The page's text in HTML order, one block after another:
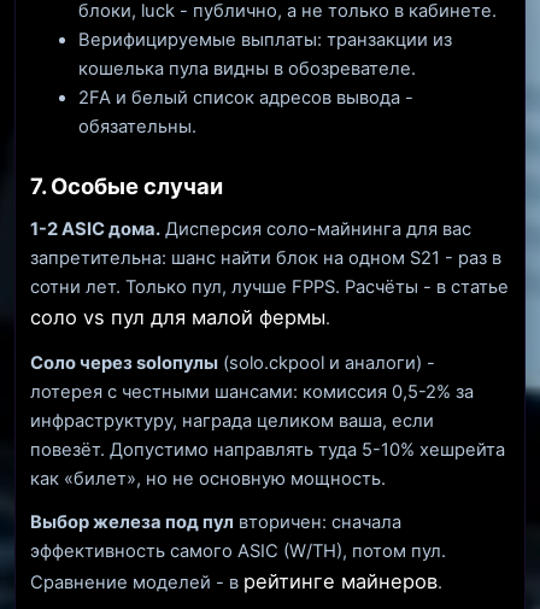
блоки, luck - публично, а не только в кабинете.
Верифицируемые выплаты: транзакции из
кошелька пула видны в обозревателе.
2FA и белый список адресов вывода -
обязательны.
7. Особые случаи
1-2 ASIC дома. Дисперсия соло-майнинга для вас
запретительна: шанс найти блок на одном S21 - раз в
сотни лет. Только пул, лучше FPPS. Расчёты - в статье
соло vs пул для малой фермы.
Соло через soloпулы (solo.ckpool и аналоги) -
лотерея с честными шансами: комиссия 0,5-2% за
инфраструктуру, награда целиком ваша, если
повезёт. Допустимо направлять туда 5-10% хешрейта
как «билет», но не основную мощность.
Выбор железа под пул вторичен: сначала
эффективность самого ASIC (W/TH), потом пул.
Сравнение моделей - в рейтинге майнеров.